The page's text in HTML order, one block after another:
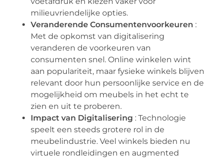
milieuvriendelijke opties.
Veranderende Consumentenvoorkeuren :
Met de opkomst van digitalisering
veranderen de voorkeuren van
consumenten snel. Online winkelen wint
aan populariteit, maar fysieke winkels blijven
relevant door hun persoonlijke service en de
mogelijkheid om meubels in het echt te
zien en uit te proberen.
Impact van Digitalisering : Technologie
speelt een steeds grotere rol in de
meubelindustrie. Veel winkels bieden nu
virtuele rondleidingen en augmented